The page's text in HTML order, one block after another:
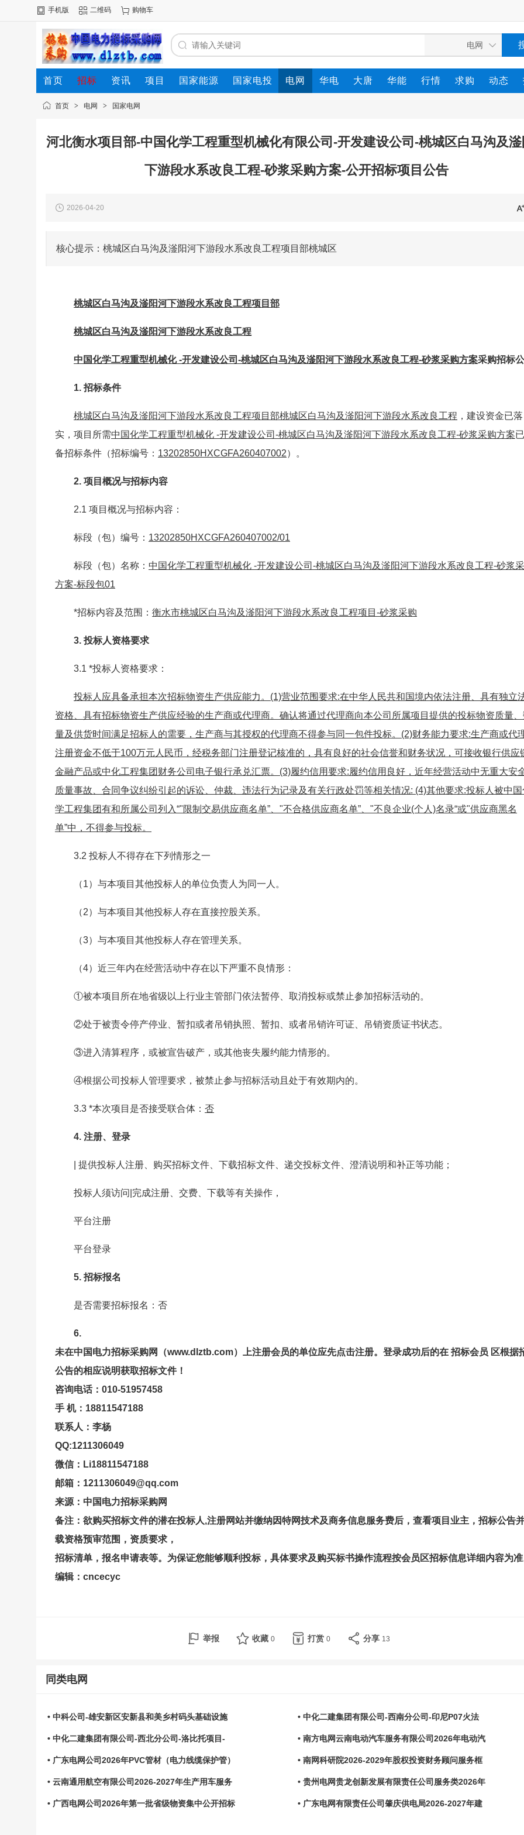
手机版 二维码 购物车
首页 招标 资讯 项目 国家能源 国家电投 电网 华电 大唐 华能 行情 求购 动态
首页 > 电网 > 国家电网
河北衡水项目部-中国化学工程重型机械化有限公司-开发建设公司-桃城区白马沟及
下游段水系改良工程-砂浆采购方案-公开招标项目公告
2026-04-20
核心提示：桃城区白马沟及滏阳河下游段水系改良工程项目部桃城区
桃城区白马沟及滏阳河下游段水系改良工程项目部
桃城区白马沟及滏阳河下游段水系改良工程
中国化学工程重型机械化 -开发建设公司-桃城区白马沟及滏阳河下游段水系改良工程-砂浆采购方案采购招标
1. 招标条件
桃城区白马沟及滏阳河下游段水系改良工程项目部桃城区白马沟及滏阳河下游段水系改良工程 ，建设资金已落
实，项目所需中国化学工程重型机械化 -开发建设公司-桃城区白马沟及滏阳河下游段水系改良工程-砂浆采购方案
备招标条件（招标编号： 13202850HXCGFA260407002）。
2. 项目概况与招标内容
2.1 项目概况与招标内容：
标段（包）编号： 13202850HXCGFA260407002/01
标段（包）名称： 中国化学工程重型机械化 -开发建设公司-桃城区白马沟及滏阳河下游段水系改良工程-砂浆
方案-标段包01
*招标内容及范围： 衡水市桃城区白马沟及滏阳河下游段水系改良工程项目-砂浆采购
3. 投标人资格要求
3.1 *投标人资格要求：
投标人应具备承担本次招标物资生产供应能力。(1)营业范围要求:在中华人民共和国境内依法注册、具有独立
资格、具有招标物资生产供应经验的生产商或代理商。确认将通过代理商向本公司所属项目提供的投标物资质量
量及供货时间满足招标人的需要，生产商与其授权的代理商不得参与同一包件投标。(2)财务能力要求:生产商或代
注册资金不低于100万元人民币，经税务部门注册登记核准的，具有良好的社会信誉和财务状况，可接收银行供应
金融产品或中化工程集团财务公司电子银行承兑汇票。(3)履约信用要求:履约信用良好，近年经营活动中无重大安
质量事故、合同争议纠纷引起的诉讼、仲裁、违法行为记录及有关行政处罚等相关情况: (4)其他要求:投标人被中国
学工程集团有和所属公司列入“"限制交易供应商名单”、"不合格供应商名单”、"不良企业(个人)名录“或"供应商黑名
单”中，不得参与投标。
3.2 投标人不得存在下列情形之一
（1）与本项目其他投标人的单位负责人为同一人。
（2）与本项目其他投标人存在直接控股关系。
（3）与本项目其他投标人存在管理关系。
（4）近三年内在经营活动中存在以下严重不良情形：
①被本项目所在地省级以上行业主管部门依法暂停、取消投标或禁止参加招标活动的。
②处于被责令停产停业、暂扣或者吊销执照、暂扣、或者吊销许可证、吊销资质证书状态。
③进入清算程序，或被宣告破产，或其他丧失履约能力情形的。
④根据公司投标人管理要求，被禁止参与招标活动且处于有效期内的。
3.3 *本次项目是否接受联合体 ： 否
4. 注册、登录
| 提供投标人注册、购买招标文件、下载招标文件、递交投标文件、澄清说明和补正等功能；
投标人须访问|完成注册、交费、下载等有关操作，
平台注册
平台登录
5. 招标报名
是否需要招标报名：否
6.
未在中国电力招标采购网（www.dlztb.com）上注册会员的单位应先点击注册。登录成功后的在 招标会员 区根据
公告的相应说明获取招标文件！
咨询电话：010-51957458
手 机：18811547188
联系人：李杨
QQ:1211306049
微信：Li18811547188
邮箱：1211306049@qq.com
来源：中国电力招标采购网
备注：欲购买招标文件的潜在投标人,注册网站并缴纳因特网技术及商务信息服务费后，查看项目业主，招标公告
载资格预审范围，资质要求，
招标清单，报名申请表等。为保证您能够顺利投标，具体要求及购买标书操作流程按会员区招标信息详细内容为
编辑：cncecyc
举报 收藏 0 打赏 0 分享 13
同类电网
• 中科公司-雄安新区安新县和美乡村码头基础设施 • 中化二建集团有限公司-西南分公司-印尼P07火法
• 中化二建集团有限公司-西北分公司-洛比托项目- • 南方电网云南电动汽车服务有限公司2026年电动汽
• 广东电网公司2026年PVC管材（电力线缆保护管） • 南网科研院2026-2029年股权投资财务顾问服务框
• 云南通用航空有限公司2026-2027年生产用车服务 • 贵州电网贵龙创新发展有限责任公司服务类2026年
• 广西电网公司2026年第一批省级物资集中公开招标 • 广东电网有限责任公司肇庆供电局2026-2027年建